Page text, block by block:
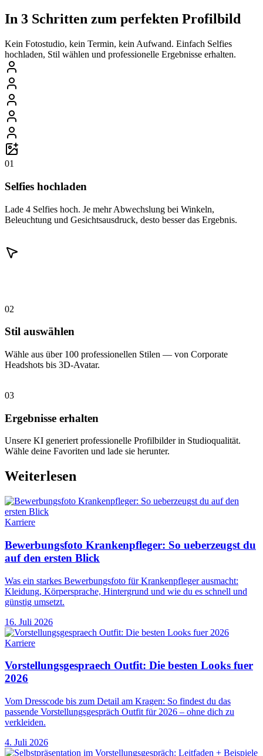
In 3 Schritten zum perfekten Profilbild
Kein Fotostudio, kein Termin, kein Aufwand. Einfach Selfies
hochladen, Stil wählen und professionelle Ergebnisse erhalten.
01
Selfies hochladen
Lade 4 Selfies hoch. Je mehr Abwechslung bei Winkeln,
Beleuchtung und Gesichtsausdruck, desto besser das Ergebnis.
02
Stil auswählen
Wähle aus über 100 professionellen Stilen — von Corporate
Headshots bis 3D-Avatar.
03
Ergebnisse erhalten
Unsere KI generiert professionelle Profilbilder in Studioqualität.
Wähle deine Favoriten und lade sie herunter.
Weiterlesen
Karriere
Bewerbungsfoto Krankenpfleger: So ueberzeugst du
auf den ersten Blick
Was ein starkes Bewerbungsfoto für Krankenpfleger ausmacht:
Kleidung, Körpersprache, Hintergrund und wie du es schnell und
günstig umsetzt.
16. Juli 2026
Karriere
Vorstellungsgespraech Outfit: Die besten Looks fuer
2026
Vom Dresscode bis zum Detail am Kragen: So findest du das
passende Vorstellungsgespräch Outfit für 2026 – ohne dich zu
verkleiden.
4. Juli 2026